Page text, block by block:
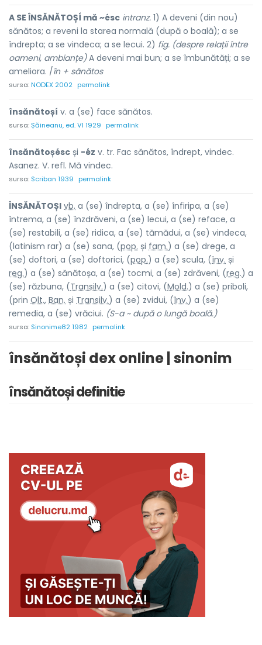
A SE ÎNSĂNĂTOȘÍ mă ~ésc intranz. 1) A deveni (din nou)
sănătos; a reveni la starea normală (după o boală); a se
îndrepta; a se vindeca; a se lecui. 2) fig. (despre relații între
oameni, ambianțe)A deveni mai bun; a se îmbunătăți; a se
ameliora. /în + sănătos
sursa:NODEX 2002 permalink
însănătoșí v. a (se) face sănătos.
sursa:Șăineanu, ed. VI 1929 permalink
însănătoșésc și -éz v. tr. Fac sănătos, îndrept, vindec.
Asanez. V. refl. Mă vindec.
sursa: Scriban 1939 permalink
ÎNSĂNĂTOȘI vb. a (se) îndrepta, a (se) înfiripa, a (se)
întrema, a (se) înzdrăveni, a (se) lecui, a (se) reface, a
(se) restabili, a (se) ridica, a (se) tămădui, a (se) vindeca,
(latinism rar) a (se) sana, (pop. și fam.) a (se) drege, a
(se) doftori, a (se) doftorici, (pop.) a (se) scula, (înv. și
reg.) a (se) sănătoșa, a (se) tocmi, a (se) zdrăveni, (reg.) a
(se) răzbuna, (Transilv.) a (se) citovi, (Mold.) a (se) priboli,
(prin Olt., Ban. și Transilv.) a (se) zvidui, (înv.) a (se)
remedia, a (se) vrăciui. (S-a ~ după o lungă boală.)
sursa: Sinonime82 1982 permalink
însănătoși dex online | sinonim
însănătoși definitie